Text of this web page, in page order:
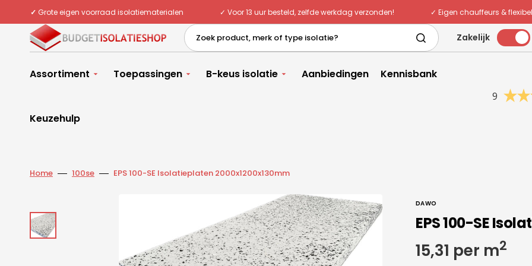
content
✓ Grote eigen voorraad isolatiematerialen ✓ Voor 13 uur besteld, zelfde werkdag verzonden! ✓ Eigen chauffeurs &
Zoek product, merk of type isolatie? Zakelijk
Assortiment Toepassingen B-keus isolatie Aanbiedingen Kennisbank
Keuzehulp
9
Home 100se EPS 100-SE Isolatieplaten 2000x1200x130mm
DAWO
EPS 100-SE
Normale
15,31 per m2